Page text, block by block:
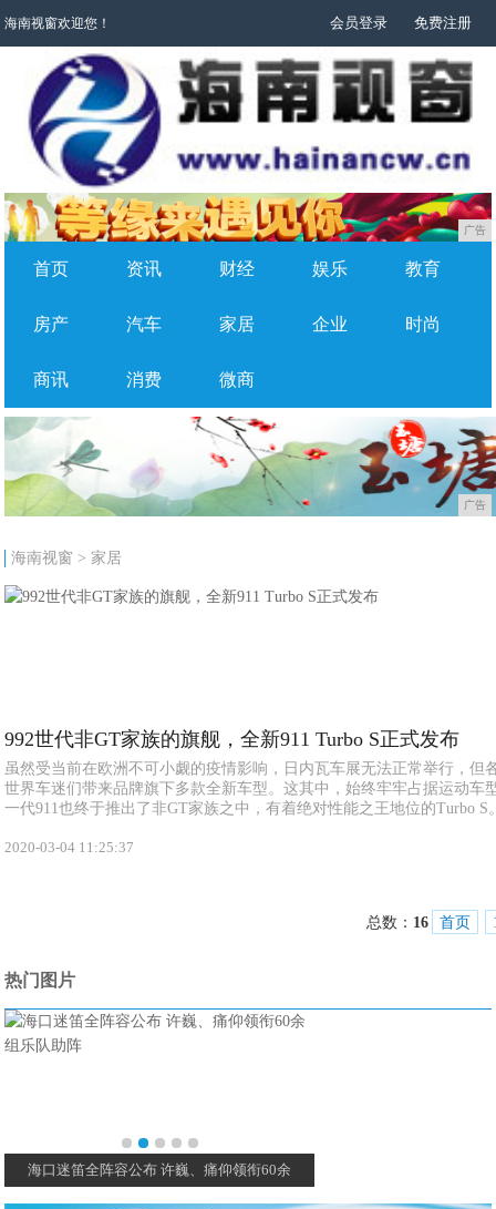
海南视窗欢迎您！ 会员登录 免费注册
广告
首页 资讯 财经 娱乐 教育
房产 汽车 家居 企业 时尚
商讯 消费 微商
广告
海南视窗 >家居
992世代非GT家族的旗舰，全新911 Turbo S正式发布
虽然受当前在欧洲不可小觑的疫情影响，日内瓦车展无法正常举行，但
世界车迷们带来品牌旗下多款全新车型。这其中，始终牢牢占据运动车
一代911也终于推出了非GT家族之中，有着绝对性能之王地位的Turbo S
2020-03-04 11:25:37
总数： 16 首页
热门图片
海口迷笛全阵容公布 许巍、痛仰领衔60余